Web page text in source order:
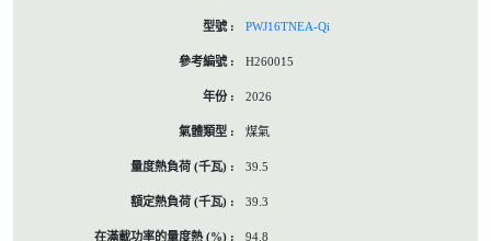
PWJ16TNEA-Qi
H260015
2026
煤氣
39.5
39.3
94.8